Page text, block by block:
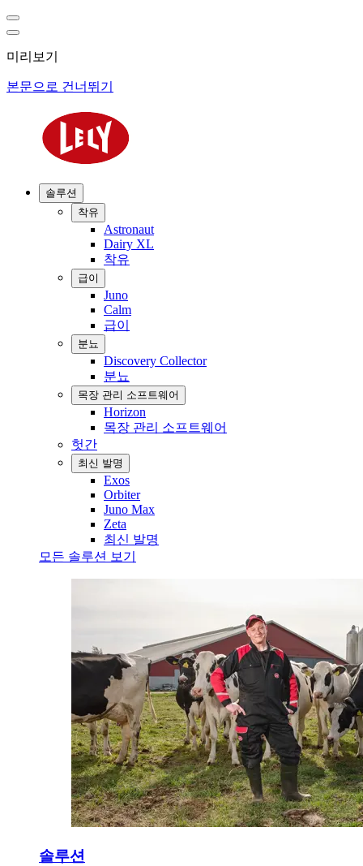
미리보기
본문으로 건너뛰기
솔루션
착유
Astronaut
Dairy XL
착유
급이
Juno
Calm
급이
분뇨
Discovery Collector
분뇨
목장 관리 소프트웨어
Horizon
목장 관리 소프트웨어
헛간
최신 발명
Exos
Orbiter
Juno Max
Zeta
최신 발명
모든 솔루션 보기
솔루션